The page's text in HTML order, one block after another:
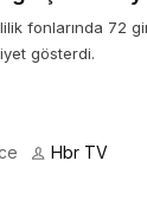
fonlarında 72
gösterdi.
Hbr TV